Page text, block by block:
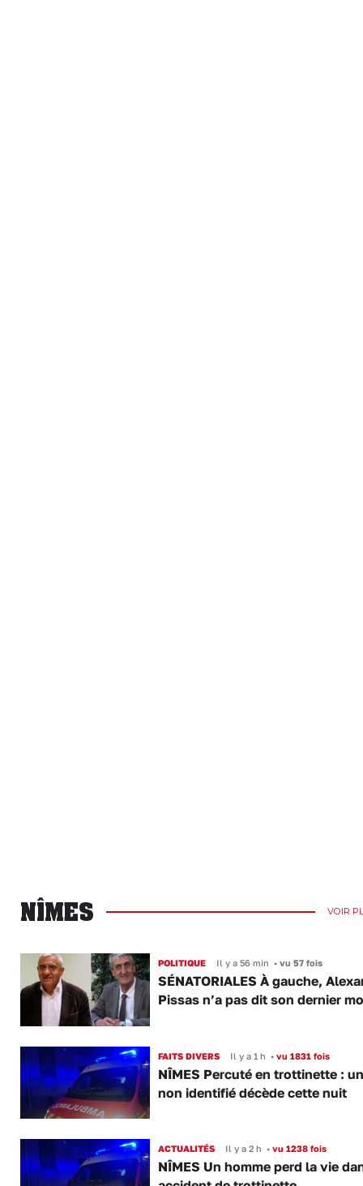
NÎMES VOIR
POLITIQUE Il y a 56 min •vu 57 fois
SÉNATORIALES À gauche,
Pissas n’a pas dit son dernier
FAITS DIVERS Il y a 1 h •vu 1831 fois
NÎMES Percuté en trottinette :
non identifié décède cette nuit
ACTUALITÉS Il y a 2 h •vu 1238 fois
NÎMES Un homme perd la vie